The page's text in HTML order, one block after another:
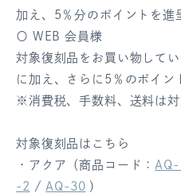
加え、5％分のポイントを進
〇 WEB 会員様
対象復刻品をお買い物して
に加え、さらに5％のポイン
※消費税、手数料、送料は
対象復刻品はこちら
・アクア（商品コード：
-2 / AQ-30 ）